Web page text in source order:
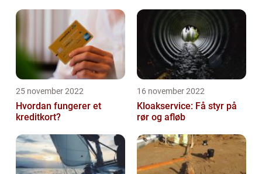
25 november 2022
Hvordan fungerer et
kreditkort?
16 november 2022
Kloakservice: Få styr på
rør og afløb